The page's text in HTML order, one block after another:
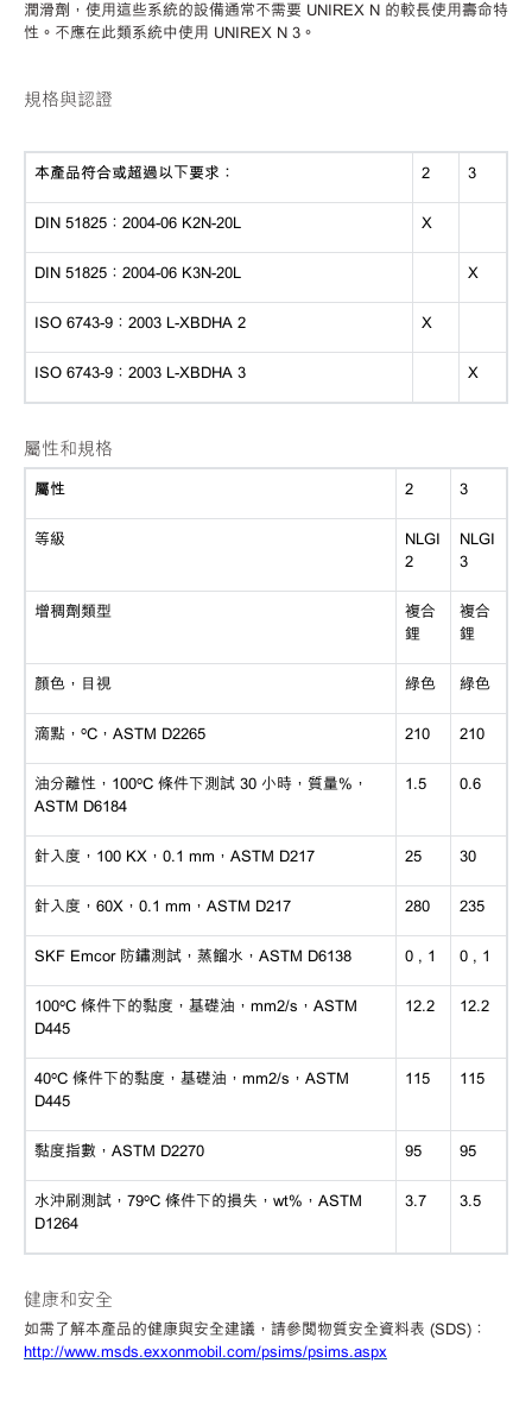
潤滑劑，使用這些系統的設備通常不需要 UNIREX N 的較長使用壽命特
性。不應在此類系統中使用 UNIREX N 3。
規格與認證
本產品符合或超過以下要求： 2 3
DIN 51825：2004-06 K2N-20L X
DIN 51825：2004-06 K3N-20L X
ISO 6743-9：2003 L-XBDHA 2 X
ISO 6743-9：2003 L-XBDHA 3 X
屬性和規格
屬性 2 3
等級
NLGI
2
NLGI
3
增稠劑類型
複合
鋰
複合
鋰
顏色，目視 綠色 綠色
滴點， ºC，ASTM D2265 210 210
油分離性， 100ºC 條件下測試 30 小時，質量%，
ASTM D6184
1.5 0.6
針入度， 100 KX，0.1 mm，ASTM D217 25 30
針入度， 60X，0.1 mm，ASTM D217 280 235
SKF Emcor 防鏽測試，蒸餾水，ASTM D6138 0 , 1 0 , 1
100ºC 條件下的黏度，基礎油，mm2/s，ASTM
D445
12.2 12.2
40ºC 條件下的黏度，基礎油，mm2/s，ASTM
D445
115 115
黏度指數， ASTM D2270 95 95
水沖刷測試， 79ºC 條件下的損失，wt%，ASTM
D1264
3.7 3.5
健康和安全
如需了解本產品的健康與安全建議，請參閱物質安全資料表 (SDS)：
http://www.msds.exxonmobil.com/psims/psims.aspx